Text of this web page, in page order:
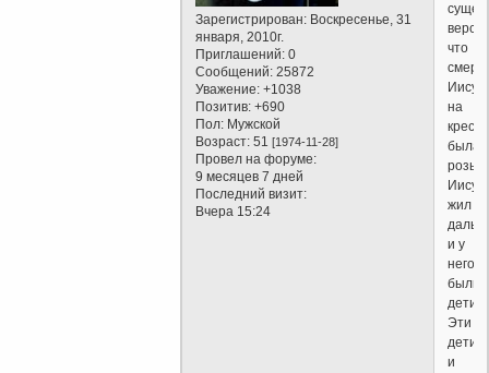
Зарегистрирован: Воскресенье, 31
января, 2010г.
Приглашений: 0
Сообщений: 25872
Уважение: +1038
Позитив: +690
Пол: Мужской
Возраст: 51[1974-11-28]
Провел на форуме:
9 месяцев 7 дней
Последний визит:
Вчера 15:24
что
на
кресте
была
Иисус
жил
и у
него
были
дети.
Эти
дети
и